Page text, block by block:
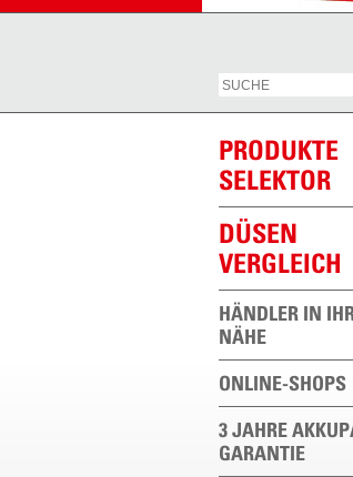
PRODUKTE
SELEKTOR
DÜSEN
VERGLEICH
HÄNDLER IN
NÄHE
ONLINE-SHOPS
3 JAHRE
GARANTIE